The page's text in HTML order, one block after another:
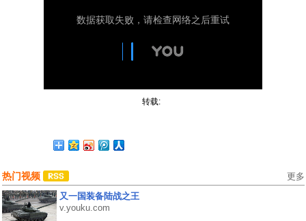
转载:
热门视频 更多
又一国装备陆战之王
v.youku.com